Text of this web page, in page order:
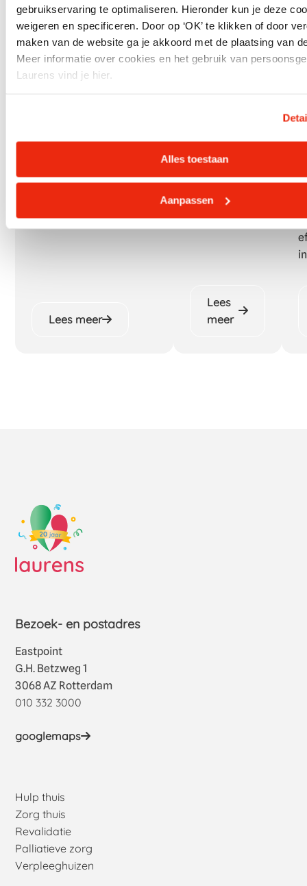
gebruikservaring te optimaliseren. Hieronder kun je deze
weigeren en specificeren. Door op ‘OK’ te klikken of door
maken van de website ga je akkoord met de plaatsing van
Meer informatie over cookies en het gebruik van
Laurens vind je hier.
Alles toestaan
Aanpassen
Lees meer
Lees
meer
Bezoek- en postadres
Eastpoint
G.H. Betzweg 1
3068 AZ Rotterdam
010 332 3000
googlemaps
Hulp thuis
Zorg thuis
Revalidatie
Palliatieve zorg
Verpleeghuizen